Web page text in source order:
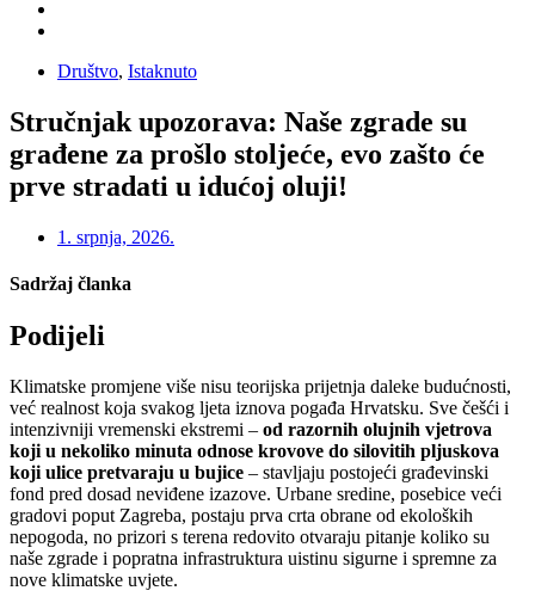
Društvo, Istaknuto
Stručnjak upozorava: Naše zgrade su
građene za prošlo stoljeće, evo zašto će
prve stradati u idućoj oluji!
1. srpnja, 2026.
Sadržaj članka
Podijeli
Klimatske promjene više nisu teorijska prijetnja daleke budućnosti,
već realnost koja svakog ljeta iznova pogađa Hrvatsku. Sve češći i
intenzivniji vremenski ekstremi – od razornih olujnih vjetrova
koji u nekoliko minuta odnose krovove do silovitih pljuskova
koji ulice pretvaraju u bujice – stavljaju postojeći građevinski
fond pred dosad neviđene izazove. Urbane sredine, posebice veći
gradovi poput Zagreba, postaju prva crta obrane od ekoloških
nepogoda, no prizori s terena redovito otvaraju pitanje koliko su
naše zgrade i popratna infrastruktura uistinu sigurne i spremne za
nove klimatske uvjete.